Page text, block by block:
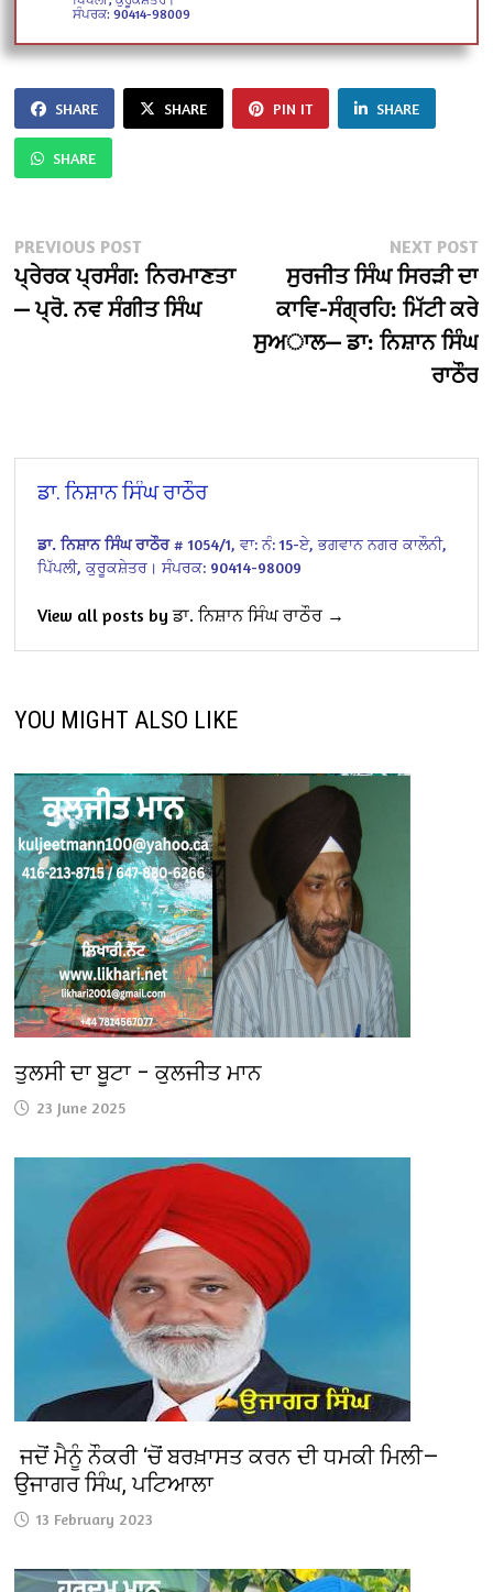
ਸੰਪਰਕ: 90414-98009
SHARE SHARE PIN IT SHARE
SHARE
Post
navigation
PREVIOUS POSTPrevious
post:
ਪ੍ਰੇਰਕ ਪ੍ਰਸੰਗ: ਨਿਰਮਾਣਤਾ
— ਪ੍ਰੋ. ਨਵ ਸੰਗੀਤ ਸਿੰਘ
NEXT POST
ਸੁਰਜੀਤ ਸਿੰਘ ਸਿਰੜੀ ਦਾ
ਕਾਵਿ-ਸੰਗ੍ਰਹਿ: ਮਿੱਟੀ ਕਰੇ
ਸੁਅਾਲ— ਡਾ: ਨਿਸ਼ਾਨ ਸਿੰਘ
ਰਾਠੌਰ
ਡਾ. ਨਿਸ਼ਾਨ ਸਿੰਘ ਰਾਠੌਰ
ਡਾ. ਨਿਸ਼ਾਨ ਸਿੰਘ ਰਾਠੌਰ# 1054/1, ਵਾ: ਨੰ: 15-ਏ, ਭਗਵਾਨ ਨਗਰ ਕਾਲੌਨੀ,
ਪਿੱਪਲੀ, ਕੁਰੂਕਸ਼ੇਤਰ। ਸੰਪਰਕ: 90414-98009
View all posts by ਡਾ. ਨਿਸ਼ਾਨ ਸਿੰਘ ਰਾਠੌਰ →
YOU MIGHT ALSO LIKE
ਤੁਲਸੀ ਦਾ ਬੂਟਾ – ਕੁਲਜੀਤ ਮਾਨ
23 June 2025
ਜਦੋਂ ਮੈਨੂੰ ਨੌਕਰੀ ‘ਚੋਂ ਬਰਖ਼ਾਸਤ ਕਰਨ ਦੀ ਧਮਕੀ ਮਿਲੀ—
ਉਜਾਗਰ ਸਿੰਘ, ਪਟਿਆਲਾ
13 February 2023